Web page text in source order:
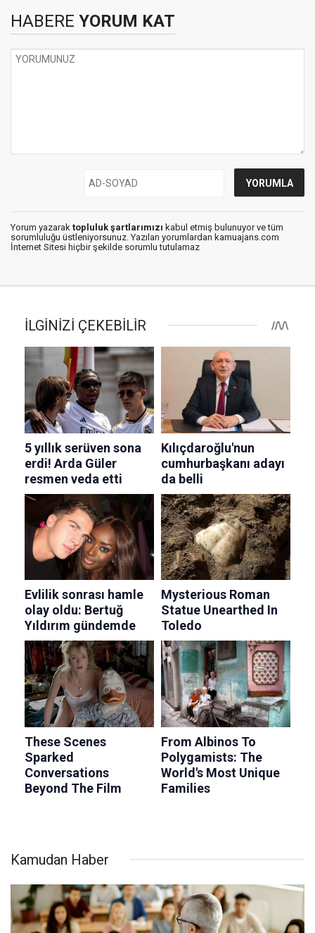
HABERE YORUM KAT
Yorum yazarak topluluk şartlarımızı kabul etmiş bulunuyor ve tüm
sorumluluğu üstleniyorsunuz. Yazılan yorumlardan kamuajans.com
İnternet Sitesi hiçbir şekilde sorumlu tutulamaz
Kamudan Haber